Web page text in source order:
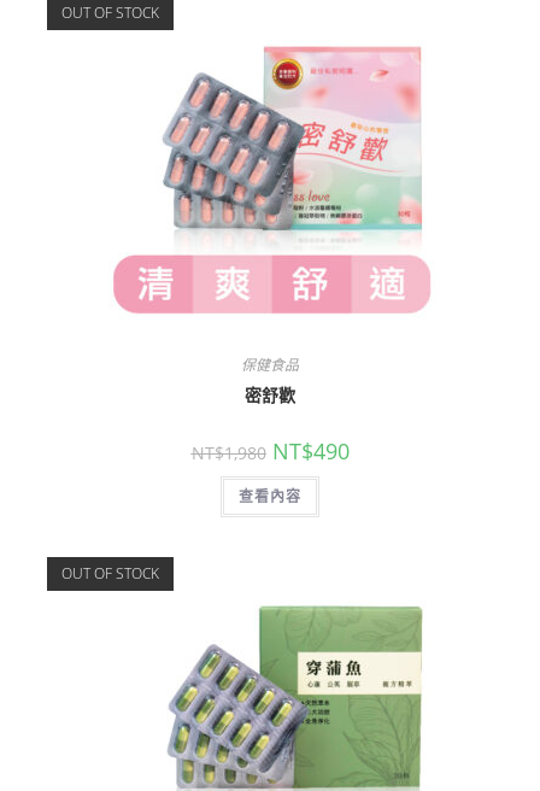
OUT OF STOCK
保健食品
密舒歡
NT$1,980 NT$490
查看內容
OUT OF STOCK